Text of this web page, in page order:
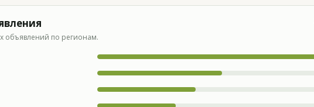
объявлений по регионам.